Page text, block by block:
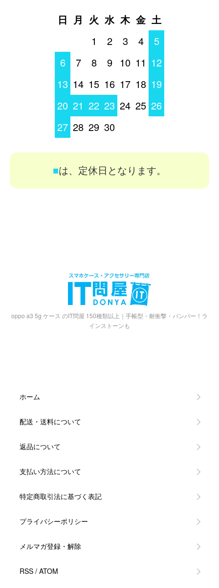
日 月 火 水 木 金 土
1
2 3 4
5
6
7 8 9 10 11 12
13 14 15 16 17 18 19
20 21 22 23 24 25 26
27 28 29 30
■は、定休日となります。
oppo a3 5g ケース のIT問屋 150種類以上｜手帳型・耐衝撃・バンパー！ラ
インストーンも
ホーム
配送・送料について
返品について
支払い方法について
特定商取引法に基づく表記
プライバシーポリシー
メルマガ登録・解除
RSS / ATOM